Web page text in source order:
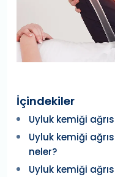
İçindekiler
Uyluk kemiği
Uyluk kemiği
neler?
Uyluk kemiği